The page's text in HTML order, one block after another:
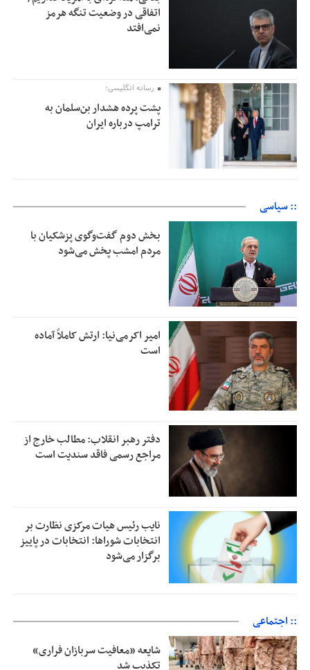
اتفاقی در وضعیت تنگه هرمز
نمی‌افتد
رسانه انگلیسی؛
پشت پرده هشدار بن‌سلمان به
ترامپ درباره ایران
:: سیاسی
بخش دوم گفت‌وگوی پزشکیان با
مردم امشب پخش می‌شود
امیر اکرمی‌نیا: ارتش کاملاً آماده
است
دفتر رهبر انقلاب: مطالب خارج از
مراجع رسمی فاقد سندیت است
نایب رئیس هیات مرکزی نظارت بر
انتخابات شوراها: انتخابات در پاییز
برگزار می‌شود
:: اجتماعی
شایعه «معافیت سربازان فراری»
تکذیب شد